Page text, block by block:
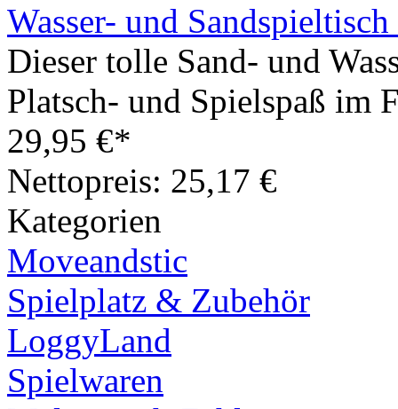
Wasser- und
Dieser tolle Sand- und
Platsch- und Spielspaß im
29,95 €*
Nettopreis: 25,17 €
Kategorien
Moveandstic
Spielplatz & Zubehör
LoggyLand
Spielwaren